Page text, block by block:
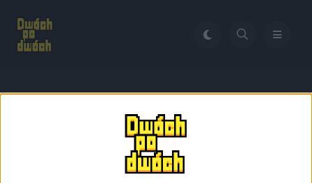
Fallout 2